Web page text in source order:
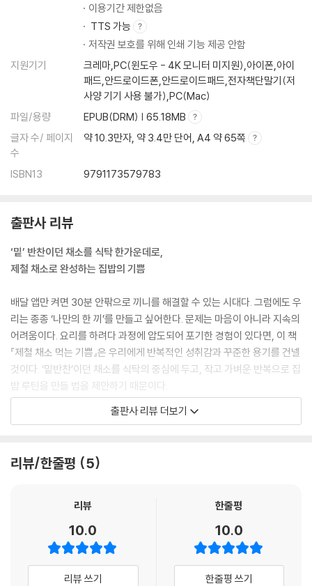
이용기간 제한없음
TTS 가능
저작권 보호를 위해 인쇄 기능 제공 안함
지원기기
크레마,PC(윈도우 - 4K 모니터 미지원),아이폰,아이
패드,안드로이드폰,안드로이드패드,전자책단말기(저
사양 기기 사용 불가),PC(Mac)
파일/용량
EPUB(DRM) | 65.18MB
글자 수/ 페이지
수
약 10.3만자, 약 3.4만 단어, A4 약 65쪽
ISBN13 9791173579783
출판사 리뷰
‘밑’ 반찬이던 채소를 식탁 한가운데로,
제철 채소로 완성하는 집밥의 기쁨
배달 앱만 켜면 30분 안팎으로 끼니를 해결할 수 있는 시대다. 그럼에도 우
리는 종종 ‘나만의 한 끼’를 만들고 싶어한다. 문제는 마음이 아니라 지속의
어려움이다. 요리를 하려다 과정에 압도되어 포기한 경험이 있다면, 이 책
『제철 채소 먹는 기쁨』은 우리에게 반복적인 성취감과 꾸준한 용기를 건넬
것이다. ‘밑반찬’이던 채소를 식탁의 중심에 두고, 작고 가벼운 반복으로 집
밥 루틴을 만들 법을 제안하기 때문이다.
이 책의 저자 정고메는 그동안 채소 집밥을 꾸준히 기록해왔다. “이상하게
일상의 식탁을 넓혀왔다. 그렇게 오래 관찰하고 만들어온 채소 집밥의 감
를 먹으라고 다그치지도 않는다. 대신 채소가 얼마나 풍부한 맛과 향을 지
닌 재료인지 보여준다. 특히 제철 채소를 제때 챙겨 먹는 일은 채소의 ‘보석
같은 잠재력’을 가장 온전히 맛보는 일이기도 하다. 올해 화제가 된 ‘봄동
출판사 리뷰 더보기
리뷰/한줄평 5
리뷰
10.0
리뷰 쓰기
한줄평
10.0
한줄평 쓰기